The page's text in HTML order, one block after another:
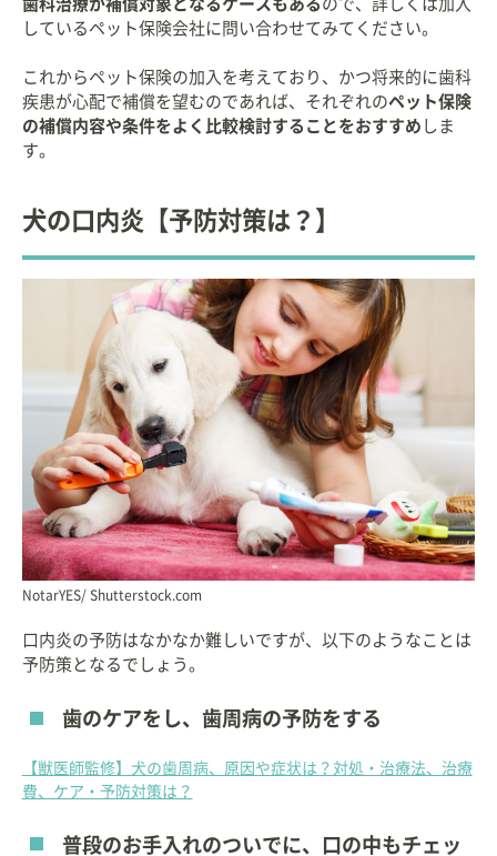
歯科治療が補償対象となるケースもある ので、詳しくは加入
しているペット保険会社に問い合わせてみてください。
これからペット保険の加入を考えており、かつ将来的に歯科
疾患が心配で補償を望むのであれば、それぞれのペット保険
の補償内容や条件をよく比較検討することをおすすめ しま
す。
犬の口内炎【予防対策は？】
NotarYES/ Shutterstock.com
口内炎の予防はなかなか難しいですが、以下のようなことは
予防策となるでしょう。
歯のケアをし、歯周病の予防をする
【獣医師監修】犬の歯周病、原因や症状は？対処・治療法、治療
費、ケア・予防対策は？
普段のお手入れのついでに、口の中もチェッ